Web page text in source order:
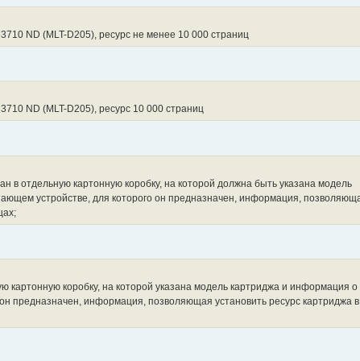
ND (MLT-D205), ресурс не менее 10 000 страниц
ND (MLT-D205), ресурс 10 000 страниц
в отдельную картонную коробку, на которой должна быть указана модель
устройстве, для которого он предназначен, информация,
картонную коробку, на которой указана модель картриджа и информация о
предназначен, информация, позволяющая установить ресурс картриджа в